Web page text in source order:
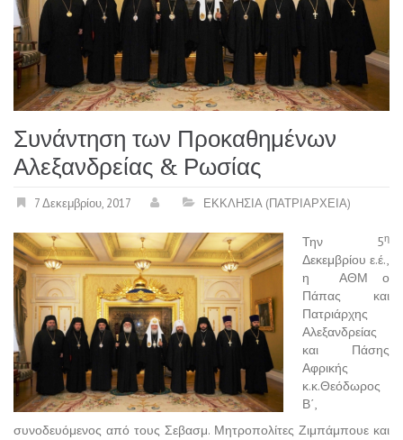
Συνάντηση των Προκαθημένων
Αλεξανδρείας & Ρωσίας
7 Δεκεμβρίου, 2017 ΕΚΚΛΗΣΙΑ (ΠΑΤΡΙΑΡΧΕΙΑ)
Την 5η
Δεκεμβρίου ε.έ.,
η ΑΘΜ ο
Πάπας και
Πατριάρχης
Αλεξανδρείας
και Πάσης
Αφρικής
κ.κ.Θεόδωρος
Β΄,
συνοδευόμενος από τους Σεβασμ. Μητροπολίτες Ζιμπάμπουε και